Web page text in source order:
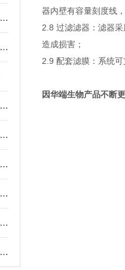
水中微生物膜过滤装置过滤海水：如何防止盐结晶堵塞
水中微生物膜过滤装置的常见堵塞问题及解决方案
水中微生物膜过滤装置的选型需要考虑的因素
水中微生物膜过滤装置性能特点及应用领域说明
浅析水中微生物膜过滤装置的技术设计
如何提高水中微生物膜过滤装置的抗冲击负荷能力？
水中微生物膜过滤装置对水质净化效果的影响因素分析
水中微生物膜过滤装置在水产养殖中的应用
器内壁有容量刻度线
2.8 过滤滤器：滤器
造成损害；
2.9 配套滤膜：系统
因华端生物产品不断